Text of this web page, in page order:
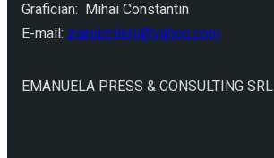
Grafician: Mihai Constantin
E-mail: ziarulcriterii@yahoo.com
EMANUELA PRESS & CONSULTING SRL